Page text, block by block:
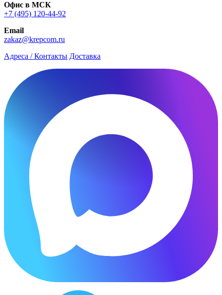
Офис в МСК
+7 (495) 120-44-92
Email
zakaz@krepcom.ru
Адреса / Контакты Доставка